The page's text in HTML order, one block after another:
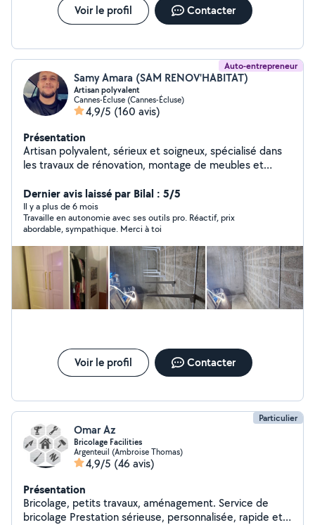
Voir le profil Contacter
Auto-entrepreneur
Samy Amara (SAM RENOV'HABITAT)
Artisan polyvalent
Cannes-Écluse (Cannes-Écluse)
4,9/5 (160 avis)
Présentation
Artisan polyvalent, sérieux et soigneux, spécialisé dans
les travaux de rénovation, montage de meubles et
sols et divers dépannages. Travail de qualité, devis
gratuit et interventions rapides. Votre satisfaction est
ma priorité.
Dernier avis laissé par Bilal : 5/5
Il y a plus de 6 mois
Travaille en autonomie avec ses outils pro. Réactif, prix
abordable, sympathique. Merci à toi
Voir le profil Contacter
Particulier
Omar Az
Bricolage Facilities
Argenteuil (Ambroise Thomas)
4,9/5 (46 avis)
Présentation
Bricolage, petits travaux, aménagement. Service de
bricolage Prestation sérieuse, personnalisée, rapide et